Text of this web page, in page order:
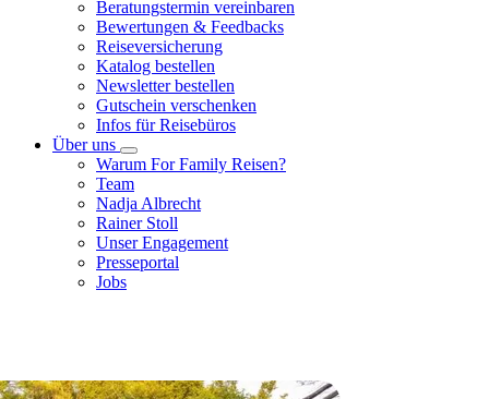
Beratungstermin vereinbaren
Bewertungen & Feedbacks
Reiseversicherung
Katalog bestellen
Newsletter bestellen
Gutschein verschenken
Infos für Reisebüros
Über uns
Warum For Family Reisen?
Team
Nadja Albrecht
Rainer Stoll
Unser Engagement
Presseportal
Jobs